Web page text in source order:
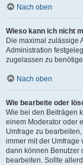
Nach oben
Wieso kann ich nicht
Die maximal zulässige
Administration
zugelassen zu
Nach oben
Wie bearbeite oder
Wie bei den Beiträgen
einem Moderator oder
Umfrage zu
immer mit der Umfrage
dann können Benutzer
bearbeiten. Sollte